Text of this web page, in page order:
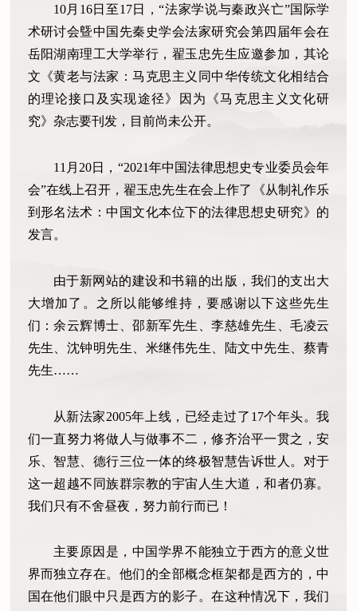
10月16日至17日，“法家学说与秦政兴亡”国际学
术研讨会曁中国先秦史学会法家研究会第四届年会在
岳阳湖南理工大学举行，翟玉忠先生应邀参加，其论
文《黄老与法家：马克思主义同中华传统文化相结合
的理论接口及实现途径》因为《马克思主义文化研
究》杂志要刊发，目前尚未公开。
11月20日，“2021年中国法律思想史专业委员会年
会”在线上召开，翟玉忠先生在会上作了《从制礼作乐
到形名法术：中国文化本位下的法律思想史研究》的
发言。
由于新网站的建设和书籍的出版，我们的支出大
大增加了。之所以能够维持，要感谢以下这些先生
们：余云辉博士、邵新军先生、李慈雄先生、毛凌云
先生、沈钟明先生、米继伟先生、陆文中先生、蔡青
先生……
从新法家2005年上线，已经走过了17个年头。我
们一直努力将做人与做事不二，修齐治平一贯之，安
乐、智慧、德行三位一体的终极智慧告诉世人。对于
这一超越不同族群宗教的宇宙人生大道，和者仍寡。
我们只有不舍昼夜，努力前行而已！
主要原因是，中国学界不能独立于西方的意义世
界而独立存在。他们的全部概念框架都是西方的，中
国在他们眼中只是西方的影子。在这种情况下，我们